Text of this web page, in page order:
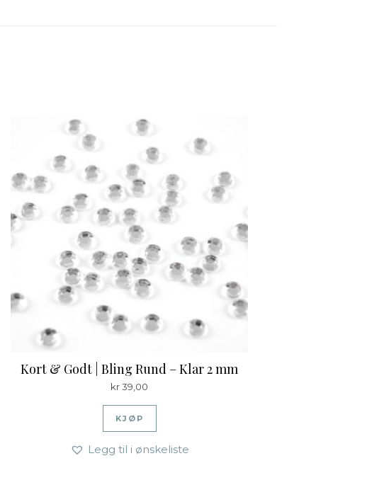
Kort & Godt | Bling Rund – Klar 2 mm
kr39,00
KJØP
Legg til i ønskeliste